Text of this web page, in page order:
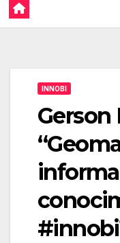
INNOBI
Gerson